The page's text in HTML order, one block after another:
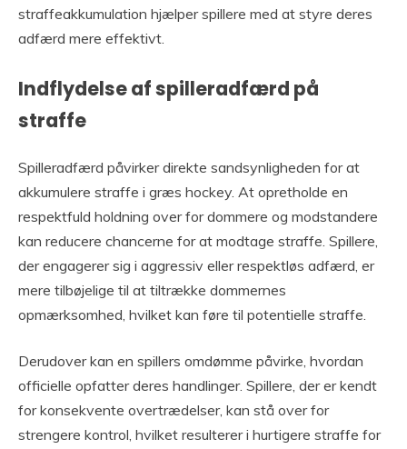
straffeakkumulation hjælper spillere med at styre deres
adfærd mere effektivt.
Indflydelse af spilleradfærd på
straffe
Spilleradfærd påvirker direkte sandsynligheden for at
akkumulere straffe i græs hockey. At opretholde en
respektfuld holdning over for dommere og modstandere
kan reducere chancerne for at modtage straffe. Spillere,
der engagerer sig i aggressiv eller respektløs adfærd, er
mere tilbøjelige til at tiltrække dommernes
opmærksomhed, hvilket kan føre til potentielle straffe.
Derudover kan en spillers omdømme påvirke, hvordan
officielle opfatter deres handlinger. Spillere, der er kendt
for konsekvente overtrædelser, kan stå over for
strengere kontrol, hvilket resulterer i hurtigere straffe for